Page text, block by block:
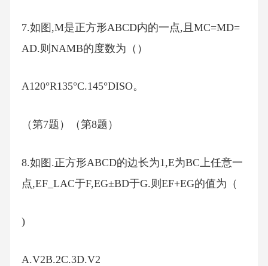
7.如图,M是正方形ABCD内的一点,且MC=MD=
AD.则NAMB的度数为（）
A120°R135°C.145°DISO。
（第7题）（第8题）
8.如图.正方形ABCD的边长为1,E为BC上任意一
点,EF_LAC于F,EG±BD于G.则EF+EG的值为（
)
A.V2B.2C.3D.V2